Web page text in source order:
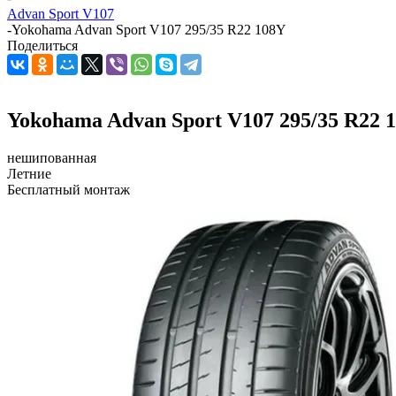
Advan Sport V107
-Yokohama Advan Sport V107 295/35 R22 108Y
Поделиться
Yokohama Advan Sport V107 295/35 R22
нешипованная
Летние
Бесплатный монтаж